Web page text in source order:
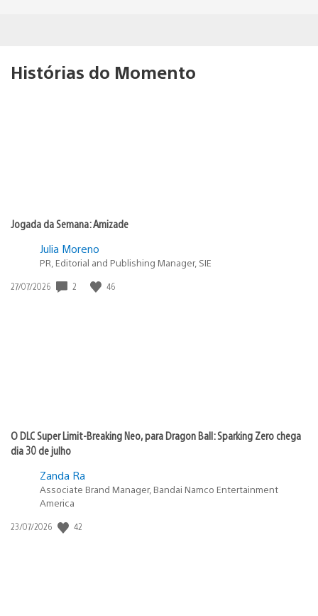
Histórias do Momento
Jogada da Semana: Amizade
Julia Moreno
PR, Editorial and Publishing Manager, SIE
Data
27/07/2026 2 46
O DLC Super Limit-Breaking Neo, para Dragon Ball: Sparking Zero chega
dia 30 de julho
Zanda Ra
Associate Brand Manager, Bandai Namco Entertainment
America
Data
23/07/2026 42